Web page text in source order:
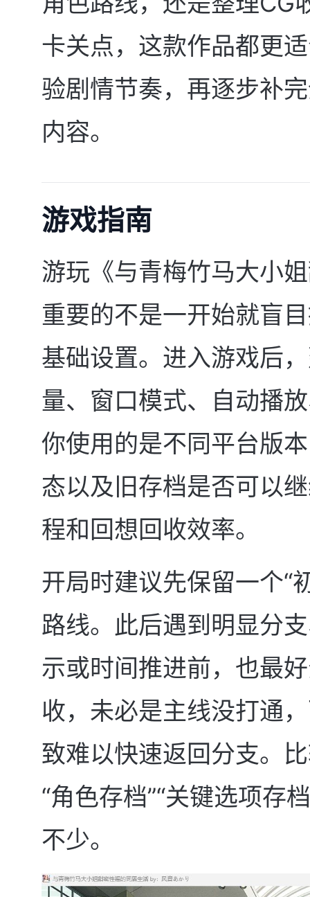
卡关点，这款作品都更
验剧情节奏，再逐步补
内容。
游戏指南
游玩《与青梅竹马大小
重要的不是一开始就盲
基础设置。进入游戏后
量、窗口模式、自动播
你使用的是不同平台版
态以及旧存档是否可以
程和回想回收效率。
开局时建议先保留一个“
路线。此后遇到明显分
示或时间推进前，也最
收，未必是主线没打通
致难以快速返回分支。
“角色存档”“关键选项存
不少。